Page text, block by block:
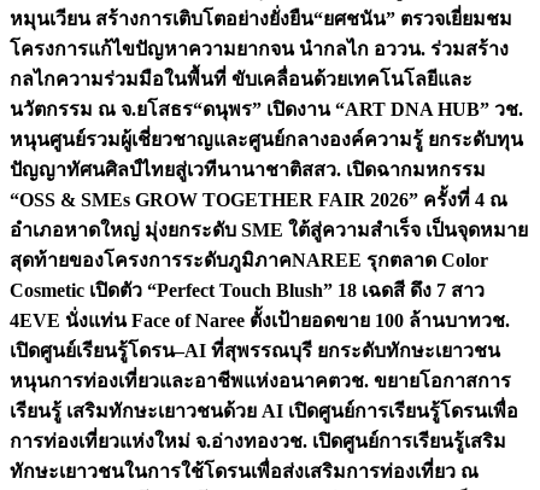
หมุนเวียน สร้างการเติบโตอย่างยั่งยืน“ยศชนัน” ตรวจเยี่ยมชม
โครงการแก้ไขปัญหาความยากจน นำกลไก อววน. ร่วมสร้าง
กลไกความร่วมมือในพื้นที่ ขับเคลื่อนด้วยเทคโนโลยีและ
นวัตกรรม ณ จ.ยโสธร“ดนุพร” เปิดงาน “ART DNA HUB” วช.
หนุนศูนย์รวมผู้เชี่ยวชาญและศูนย์กลางองค์ความรู้ ยกระดับทุน
ปัญญาทัศนศิลป์ไทยสู่เวทีนานาชาติสสว. เปิดฉากมหกรรม
“OSS & SMEs GROW TOGETHER FAIR 2026” ครั้งที่ 4 ณ
อำเภอหาดใหญ่ มุ่งยกระดับ SME ใต้สู่ความสำเร็จ เป็นจุดหมาย
สุดท้ายของโครงการระดับภูมิภาคNAREE รุกตลาด Color
Cosmetic เปิดตัว “Perfect Touch Blush” 18 เฉดสี ดึง 7 สาว
4EVE นั่งแท่น Face of Naree ตั้งเป้ายอดขาย 100 ล้านบาทวช.
เปิดศูนย์เรียนรู้โดรน–AI ที่สุพรรณบุรี ยกระดับทักษะเยาวชน
หนุนการท่องเที่ยวและอาชีพแห่งอนาคตวช. ขยายโอกาสการ
เรียนรู้ เสริมทักษะเยาวชนด้วย AI เปิดศูนย์การเรียนรู้โดรนเพื่อ
การท่องเที่ยวแห่งใหม่ จ.อ่างทองวช. เปิดศูนย์การเรียนรู้เสริม
ทักษะเยาวชนในการใช้โดรนเพื่อส่งเสริมการท่องเที่ยว ณ